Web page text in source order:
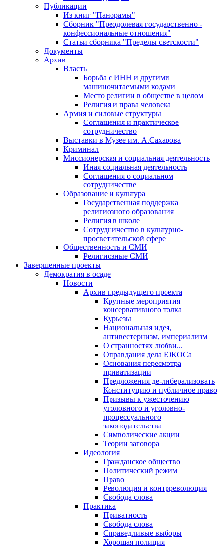
Публикации
Из книг "Панорамы"
Сборник "Преодолевая государственно -
конфессиональные отношения"
Статьи сборника "Пределы светскости"
Документы
Архив
Власть
Борьба с ИНН и другими
машиночитаемыми кодами
Место религии в обществе в целом
Религия и права человека
Армия и силовые структуры
Соглашения и практическое
сотрудничество
Выставки в Музее им. А.Сахарова
Криминал
Миссионерская и социальная деятельность
Иная социальная деятельность
Соглашения о социальном
сотрудничестве
Образование и культура
Государственная поддержка
религиозного образования
Религия в школе
Сотрудничество в культурно-
просветительской сфере
Общественность и СМИ
Религиозные СМИ
Завершенные проекты
Демократия в осаде
Новости
Архив предыдущего проекта
Крупные мероприятия
консервативного толка
Курьезы
Национальная идея,
антивестернизм, империализм
О странностях любви...
Оправдания дела ЮКОСа
Основания пересмотра
приватизации
Предложения де-либерализовать
Конституцию и публичное право
Призывы к ужесточению
уголовного и уголовно-
процессуального
законодательства
Символические акции
Теории заговора
Идеология
Гражданское общество
Политический режим
Право
Революция и контрреволюция
Свобода слова
Практика
Приватность
Свобода слова
Справедливые выборы
Хорошая полиция